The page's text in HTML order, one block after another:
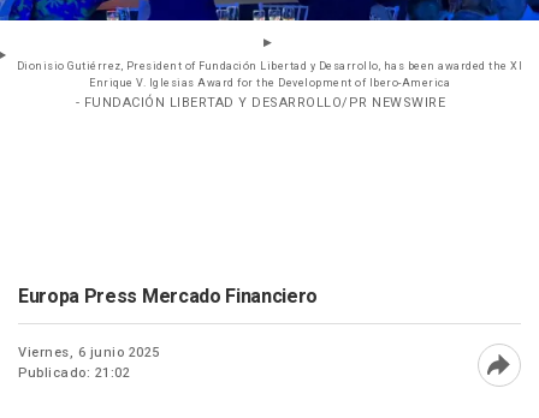
Dionisio Gutiérrez, President of Fundación Libertad y Desarrollo, has been awarded the XI
Enrique V. Iglesias Award for the Development of Ibero-America
- FUNDACIÓN LIBERTAD Y DESARROLLO/PR NEWSWIRE
Europa Press Mercado Financiero
Viernes, 6 junio 2025
Publicado: 21:02